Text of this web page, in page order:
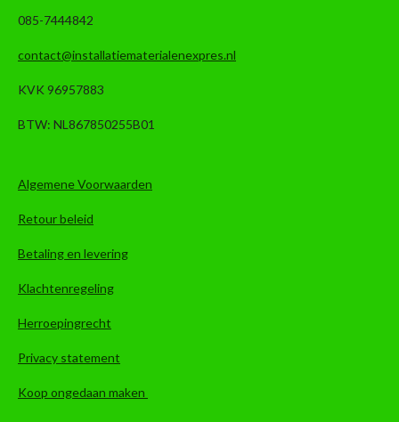
085-7444842
contact@installatiematerialenexpres.nl
KVK 96957883
BTW: NL867850255B01
Algemene Voorwaarden
Retour beleid
Betaling en levering
Klachtenregeling
Herroepingrecht
Privacy statement
Koop ongedaan maken